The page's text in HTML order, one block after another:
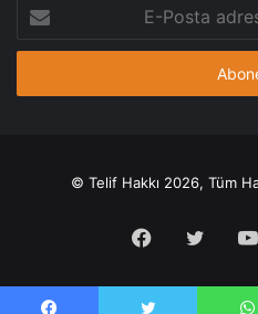
Posta
adresinizi
© Telif Hakkı 2026, Tüm
Facebook
Twitter